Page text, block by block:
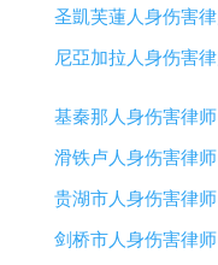
圣凱芙蓮人身伤害
尼亞加拉人身伤害
基秦那人身伤害律师
滑铁卢人身伤害律师
贵湖市人身伤害律师
剑桥市人身伤害律师